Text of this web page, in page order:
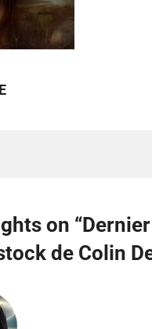
on “
de Colin